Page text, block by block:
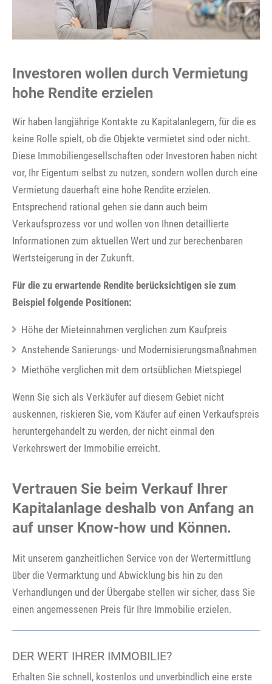
Investoren wollen durch Vermietung
hohe Rendite erzielen
Wir haben langjährige Kontakte zu Kapitalanlegern, für die es
keine Rolle spielt, ob die Objekte vermietet sind oder nicht.
Diese Immobiliengesellschaften oder Investoren haben nicht
vor, Ihr Eigentum selbst zu nutzen, sondern wollen durch eine
Vermietung dauerhaft eine hohe Rendite erzielen.
Entsprechend rational gehen sie dann auch beim
Verkaufsprozess vor und wollen von Ihnen detaillierte
Informationen zum aktuellen Wert und zur berechenbaren
Wertsteigerung in der Zukunft.
Für die zu erwartende Rendite berücksichtigen sie zum
Beispiel folgende Positionen:
Höhe der Mieteinnahmen verglichen zum Kaufpreis
Anstehende Sanierungs- und Modernisierungsmaßnahmen
Miethöhe verglichen mit dem ortsüblichen Mietspiegel
Wenn Sie sich als Verkäufer auf diesem Gebiet nicht
auskennen, riskieren Sie, vom Käufer auf einen Verkaufspreis
heruntergehandelt zu werden, der nicht einmal den
Verkehrswert der Immobilie erreicht.
Vertrauen Sie beim Verkauf Ihrer
Kapitalanlage deshalb von Anfang an
auf unser Know-how und Können.
Mit unserem ganzheitlichen Service von der Wertermittlung
über die Vermarktung und Abwicklung bis hin zu den
Verhandlungen und der Übergabe stellen wir sicher, dass Sie
einen angemessenen Preis für Ihre Immobilie erzielen.
DER WERT IHRER IMMOBILIE?
Erhalten Sie schnell, kostenlos und unverbindlich eine erste